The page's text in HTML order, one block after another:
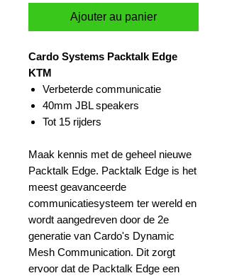
Ajouter au panier
Cardo Systems Packtalk Edge
KTM
Verbeterde communicatie
40mm JBL speakers
Tot 15 rijders
Maak kennis met de geheel nieuwe
Packtalk Edge. Packtalk Edge is het
meest geavanceerde
communicatiesysteem ter wereld en
wordt aangedreven door de 2e
generatie van Cardo's Dynamic
Mesh Communication. Dit zorgt
ervoor dat de Packtalk Edge een